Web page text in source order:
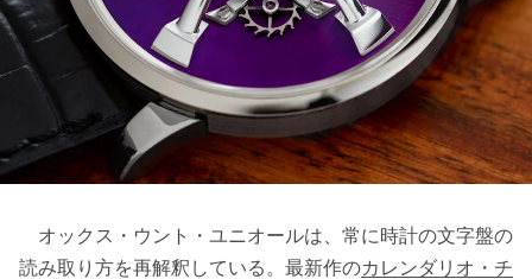
オックス・ウント・ユニオールは、常に時計の文字盤の
読み取り方を再解釈している。最新作のカレンダリオ・チ